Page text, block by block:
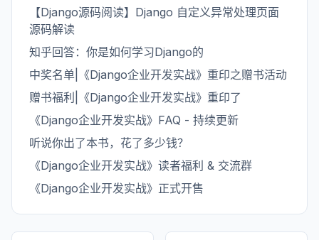
【Django源码阅读】Django 自定义异常处理页面
源码解读
知乎回答：你是如何学习Django的
中奖名单|《Django企业开发实战》重印之赠书活动
赠书福利|《Django企业开发实战》重印了
《Django企业开发实战》FAQ - 持续更新
听说你出了本书，花了多少钱？
《Django企业开发实战》读者福利 & 交流群
《Django企业开发实战》正式开售